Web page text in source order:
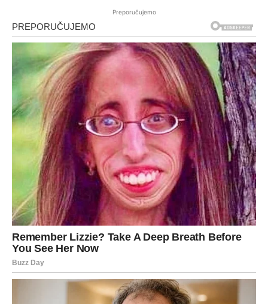
Preporučujemo